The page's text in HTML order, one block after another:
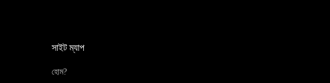
সাইট ম্যাপ
হোম?